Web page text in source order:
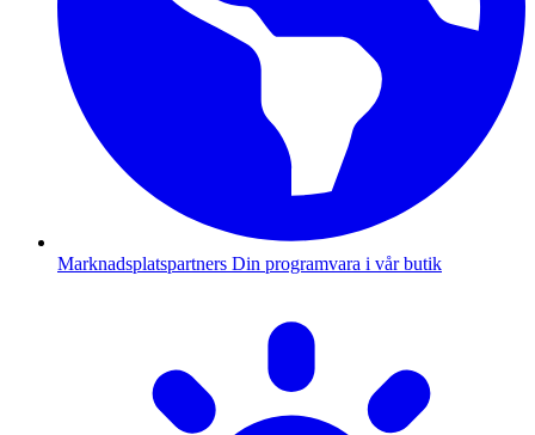
Marknadsplatspartners Din programvara i vår butik